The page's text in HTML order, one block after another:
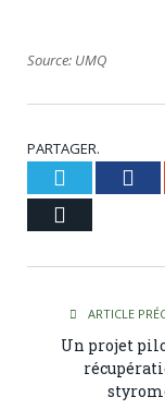
Source: UMQ
PARTAGER.
Twitter
ARTICLE
Un projet